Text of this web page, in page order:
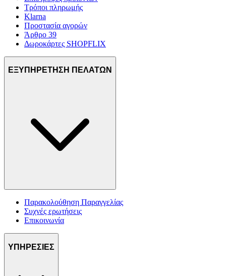
Τρόποι πληρωμής
Klarna
Προστασία αγορών
Άρθρο 39
Δωροκάρτες SHOPFLIX
ΕΞΥΠΗΡΕΤΗΣΗ ΠΕΛΑΤΩΝ
Παρακολούθηση Παραγγελίας
Συχνές ερωτήσεις
Επικοινωνία
ΥΠΗΡΕΣΙΕΣ